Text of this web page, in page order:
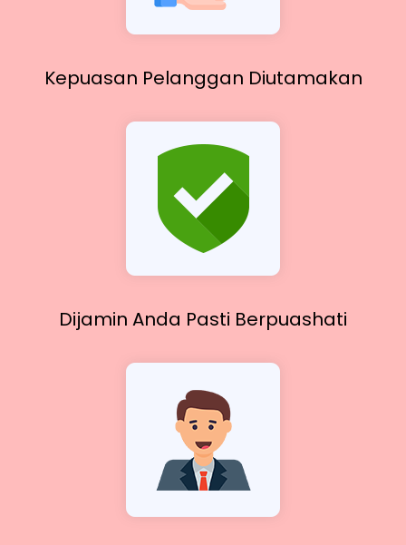
Kepuasan Pelanggan Diutamakan
Dijamin Anda Pasti Berpuashati